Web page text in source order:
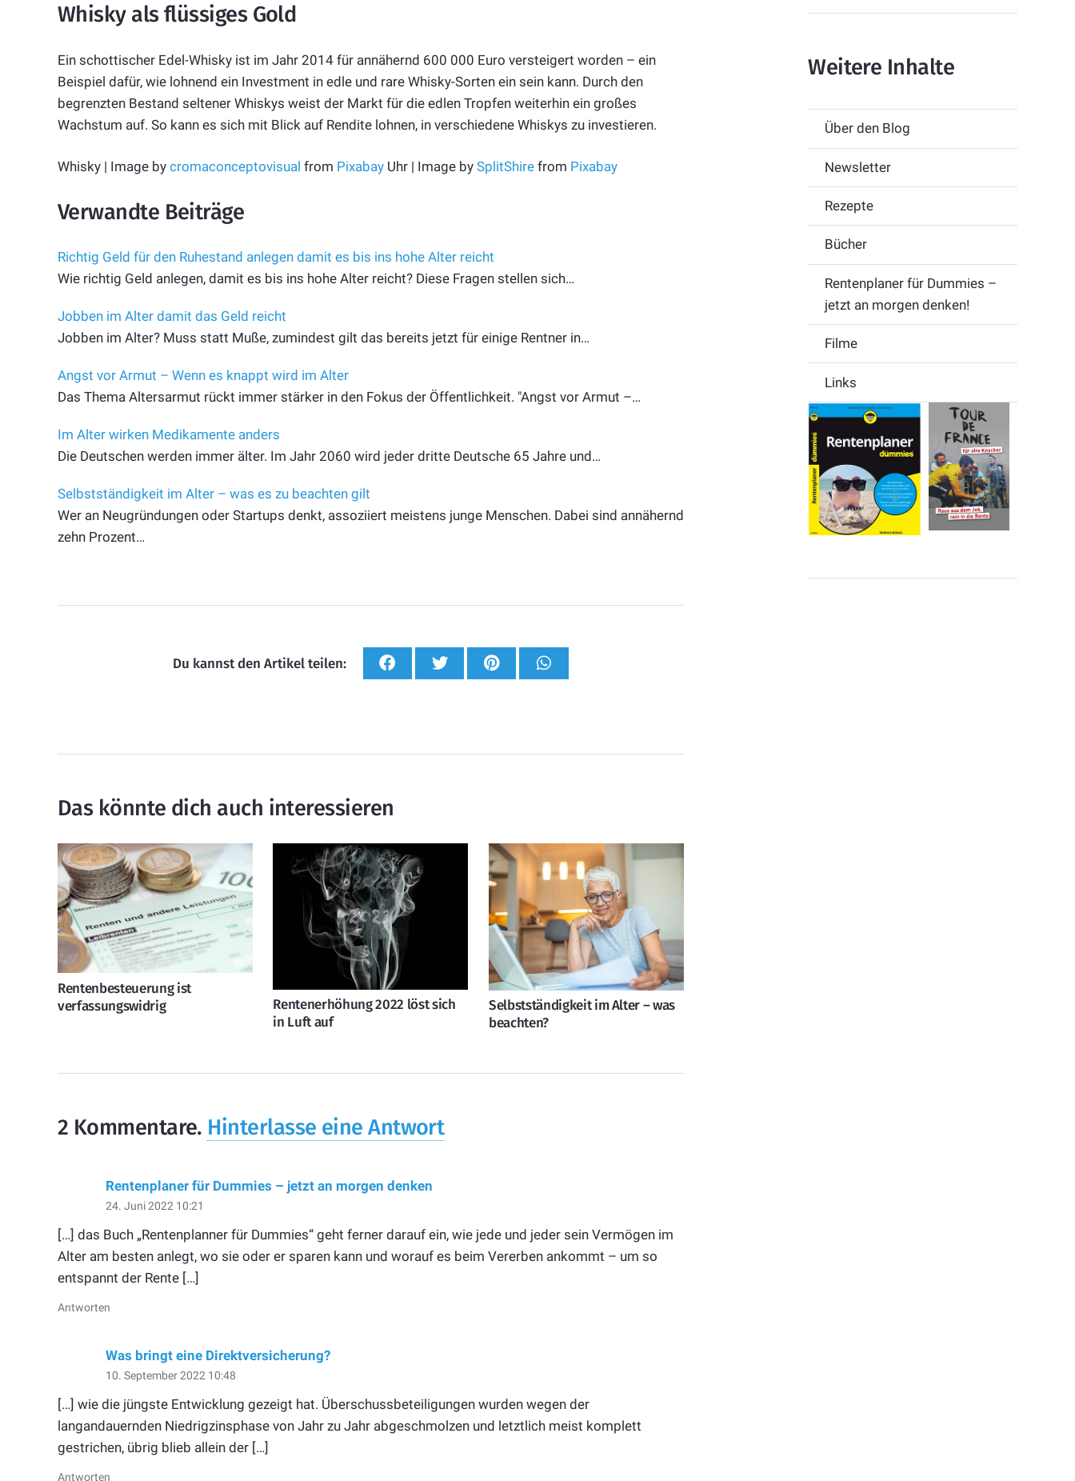
Whisky als flüssiges Gold
Ein schottischer Edel-Whisky ist im Jahr 2014 für annähernd 600 000 Euro versteigert worden – ein
Beispiel dafür, wie lohnend ein Investment in edle und rare Whisky-Sorten ein sein kann. Durch den
begrenzten Bestand seltener Whiskys weist der Markt für die edlen Tropfen weiterhin ein großes
Wachstum auf. So kann es sich mit Blick auf Rendite lohnen, in verschiedene Whiskys zu investieren.
Whisky | Image by cromaconceptovisual from Pixabay Uhr | Image by SplitShire from Pixabay
Verwandte Beiträge
Richtig Geld für den Ruhestand anlegen damit es bis ins hohe Alter reicht
Wie richtig Geld anlegen, damit es bis ins hohe Alter reicht? Diese Fragen stellen sich…
Jobben im Alter damit das Geld reicht
Jobben im Alter? Muss statt Muße, zumindest gilt das bereits jetzt für einige Rentner in…
Angst vor Armut – Wenn es knappt wird im Alter
Das Thema Altersarmut rückt immer stärker in den Fokus der Öffentlichkeit. "Angst vor Armut –…
Im Alter wirken Medikamente anders
Die Deutschen werden immer älter. Im Jahr 2060 wird jeder dritte Deutsche 65 Jahre und…
Selbstständigkeit im Alter – was es zu beachten gilt
Wer an Neugründungen oder Startups denkt, assoziiert meistens junge Menschen. Dabei sind annähernd
zehn Prozent…
Du kannst den Artikel teilen:
Das könnte dich auch interessieren
Rentenbesteuerung ist
verfassungswidrig
Rentenerhöhung 2022 löst sich
in Luft auf
Selbstständigkeit im Alter – was
beachten?
2 Kommentare. Hinterlasse eine Antwort
Rentenplaner für Dummies – jetzt an morgen denken
24. Juni 2022 10:21
[…] das Buch „Rentenplanner für Dummies“ geht ferner darauf ein, wie jede und jeder sein Vermögen im
Alter am besten anlegt, wo sie oder er sparen kann und worauf es beim Vererben ankommt – um so
entspannt der Rente […]
Antworten
Was bringt eine Direktversicherung?
10. September 2022 10:48
[…] wie die jüngste Entwicklung gezeigt hat. Überschussbeteiligungen wurden wegen der
langandauernden Niedrigzinsphase von Jahr zu Jahr abgeschmolzen und letztlich meist komplett
gestrichen, übrig blieb allein der […]
Antworten
Weitere Inhalte
Über den Blog
Newsletter
Rezepte
Bücher
Rentenplaner für Dummies –
jetzt an morgen denken!
Filme
Links